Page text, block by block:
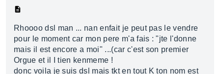
Rhoooo dsl man ... nan enfait je peut pas le vendre
pour le moment car mon pere m'a fais : "jte l'donne
mais il est encore a moi" ...(car c'est son premier
Orgue et il I tien kenmeme !
donc voila je suis dsl mais tkt en tout K ton nom est